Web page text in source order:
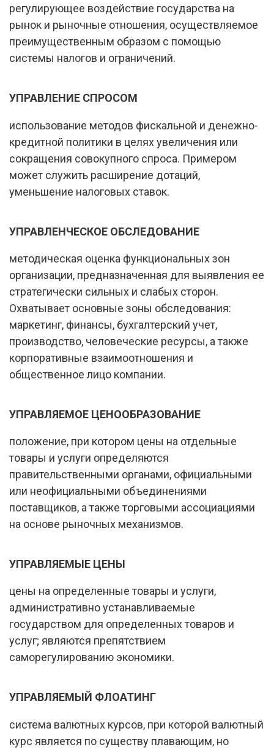
регулирующее воздействие государства на
рынок и рыночные отношения, осуществляемое
преимущественным образом с помощью
системы налогов и ограничений.
УПРАВЛЕНИЕ СПРОСОМ
использование методов фискальной и денежно-
кредитной политики в целях увеличения или
сокращения совокупного спроса. Примером
может служить расширение дотаций,
уменьшение налоговых ставок.
УПРАВЛЕНЧЕСКОЕ ОБСЛЕДОВАНИЕ
методическая оценка функциональных зон
организации, предназначенная для выявления ее
стратегически сильных и слабых сторон.
Охватывает основные зоны обследования:
маркетинг, финансы, бухгалтерский учет,
производство, человеческие ресурсы, а также
корпоративные взаимоотношения и
общественное лицо компании.
УПРАВЛЯЕМОЕ ЦЕНООБРАЗОВАНИЕ
положение, при котором цены на отдельные
товары и услуги определяются
правительственными органами, официальными
или неофициальными объединениями
поставщиков, а также торговыми ассоциациями
на основе рыночных механизмов.
УПРАВЛЯЕМЫЕ ЦЕНЫ
цены на определенные товары и услуги,
административно устанавливаемые
государством для определенных товаров и
услуг; являются препятствием
саморегулированию экономики.
УПРАВЛЯЕМЫЙ ФЛОАТИНГ
система валютных курсов, при которой валютный
курс является по существу плавающим, но